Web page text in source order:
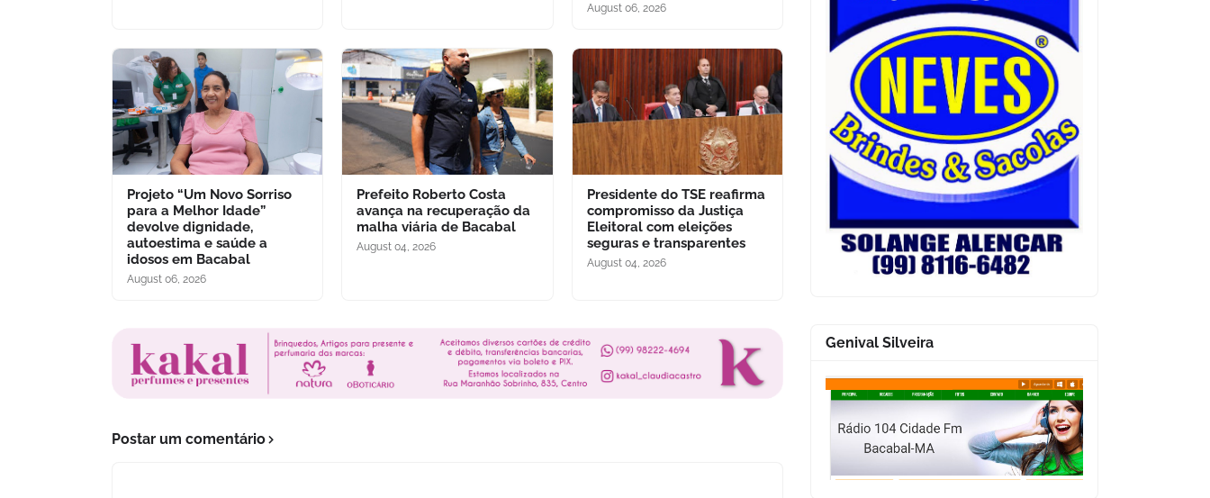
August 06, 2026
Projeto “Um Novo Sorriso
para a Melhor Idade”
devolve dignidade,
autoestima e saúde a
idosos em Bacabal
August 06, 2026
Prefeito Roberto Costa
avança na recuperação da
malha viária de Bacabal
August 04, 2026
Presidente do TSE reafirma
compromisso da Justiça
Eleitoral com eleições
seguras e transparentes
August 04, 2026
Postar um comentário
Genival Silveira